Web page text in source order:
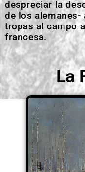
despreciar la
de los
tropas al campo
francesa.
La